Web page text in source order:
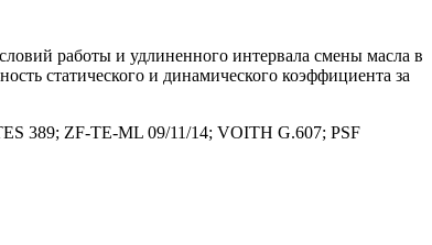
работы и удлиненного интервала смены масла в
статического и динамического коэффициента за
389; ZF-TE-ML 09/11/14; VOITH G.607; PSF